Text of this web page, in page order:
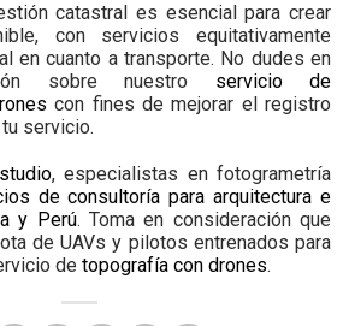
catastral es esencial para crear
con servicios equitativamente
en cuanto a transporte. No dudes en
sobre nuestro servicio de
con fines de mejorar el registro
servicio.
, especialistas en fotogrametría
de consultoría para arquitectura e
y Perú. Toma en consideración que
de UAVs y pilotos entrenados para
de topografía con drones.